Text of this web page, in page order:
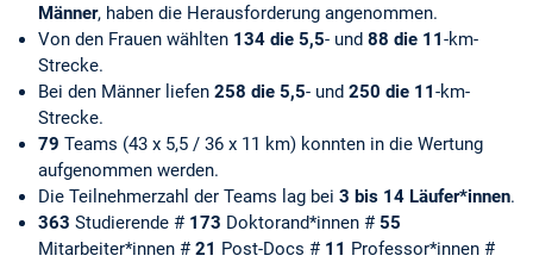
Männer, haben die Herausforderung angenommen.
Von den Frauen wählten 134 die 5,5- und 88 die 11-km-
Strecke.
Bei den Männer liefen 258 die 5,5- und 250 die 11-km-
Strecke.
79 Teams (43 x 5,5 / 36 x 11 km) konnten in die Wertung
aufgenommen werden.
Die Teilnehmerzahl der Teams lag bei 3 bis 14 Läufer*innen.
363 Studierende # 173 Doktorand*innen # 55
Mitarbeiter*innen # 21 Post-Docs # 11 Professor*innen #